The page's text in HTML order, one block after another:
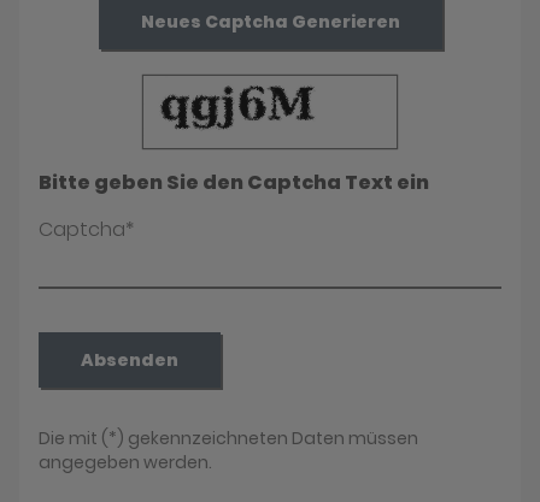
Neues Captcha Generieren
Bitte geben Sie den Captcha Text ein
Captcha*
Absenden
Die mit (*) gekennzeichneten Daten müssen
angegeben werden.